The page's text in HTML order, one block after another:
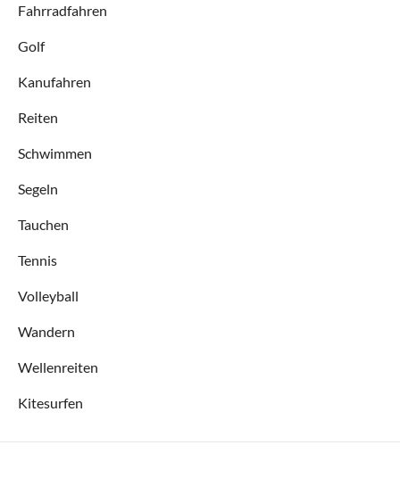
Fahrradfahren
Golf
Kanufahren
Reiten
Schwimmen
Segeln
Tauchen
Tennis
Volleyball
Wandern
Wellenreiten
Kitesurfen